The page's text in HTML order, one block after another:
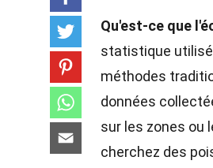
Qu'est-ce que
statistique
méthodes
données
sur les zones ou
cherchez des